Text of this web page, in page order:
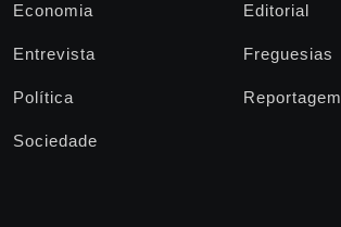
Economia Editorial
Entrevista Freguesias
Política Reportagem
Sociedade